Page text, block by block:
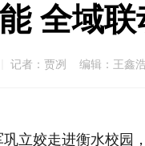
全域
记者：贾冽 编辑：王鑫浩
立姣走进衡水校园